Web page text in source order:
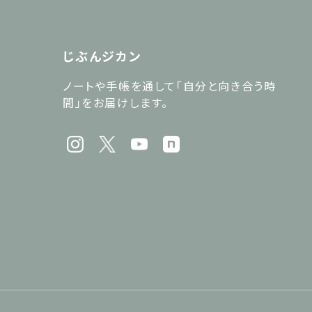
じぶんジカン
ノートや手帳を通して「自分と向き合う時
間」をお届けします。